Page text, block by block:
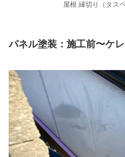
屋根 縁切り（タス
パネル塗装：施工前〜ケ